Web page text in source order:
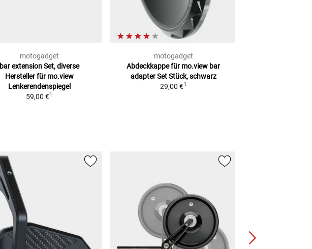
motogadget
bar extension Set, diverse
Hersteller für mo.view
Lenkerendenspiegel
59,00 €1
motogadget
Abdeckkappe für mo.view bar
adapter Set Stück, schwarz
29,00 €1